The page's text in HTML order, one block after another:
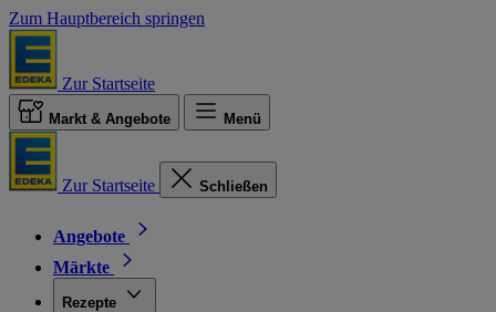
Zum Hauptbereich springen
Zur Startseite
Markt & Angebote Menü
Zur Startseite Schließen
Angebote
Märkte
Rezepte